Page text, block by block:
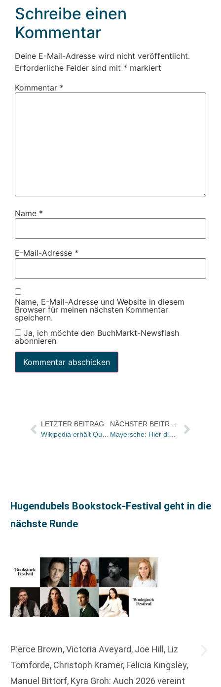
Schreibe einen
Kommentar
Deine E-Mail-Adresse wird nicht veröffentlicht.
Erforderliche Felder sind mit * markiert
Kommentar *
Name *
E-Mail-Adresse *
Name, E-Mail-Adresse und Website in diesem
Browser für meinen nächsten Kommentar
speichern.
Ja, ich möchte den BuchMarkt-Newsflash
abonnieren
LETZTER BEITRAG
Wikipedia erhält Quadriga
NÄCHSTER BEITRAG
Mayersche: Hier die Bilder von der gestrigen Eröffnungs-Party auf der Düsseldorfer Kö
Hugendubels Bookstock-Festival geht in die
nächste Runde
Pierce Brown, Victoria Aveyard, Joe Hill, Liz
Tomforde, Christoph Kramer, Felicia Kingsley,
Manuel Bittorf, Kyra Groh: Auch 2026 vereint